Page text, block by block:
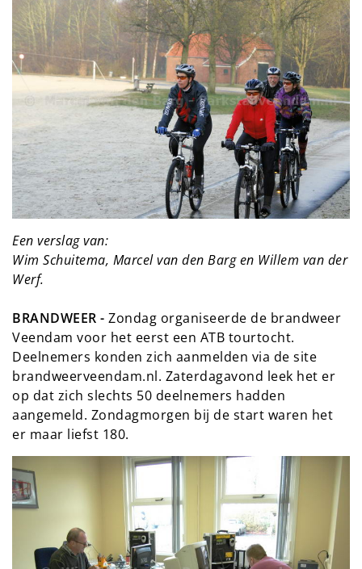
Een verslag van:
Wim Schuitema, Marcel van den Barg en Willem van der
Werf.
BRANDWEER - Zondag organiseerde de brandweer
Veendam voor het eerst een ATB tourtocht.
Deelnemers konden zich aanmelden via de site
brandweerveendam.nl. Zaterdagavond leek het er
op dat zich slechts 50 deelnemers hadden
aangemeld. Zondagmorgen bij de start waren het
er maar liefst 180.